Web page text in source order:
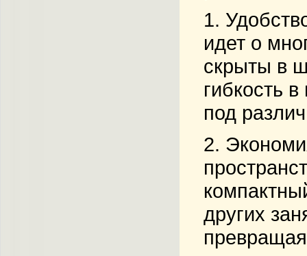
1.
идет о
скрыты в
гибкость
под
2.
других